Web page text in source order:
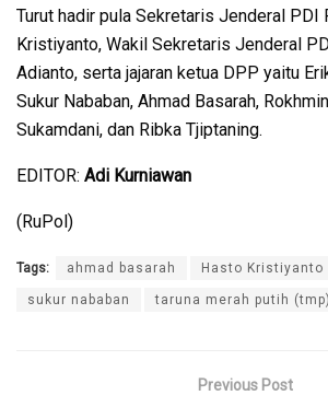
Turut hadir pula Sekretaris Jenderal PDI
Kristiyanto, Wakil Sekretaris Jenderal
Adianto, serta jajaran ketua DPP yaitu
Sukur Nababan, Ahmad Basarah,
Sukamdani, dan Ribka Tjiptaning.
EDITOR: Adi Kurniawan
(RuPol)
Tags: ahmad basarah Hasto Kristiyanto
sukur nababan taruna merah putih (tmp)
Previous Post